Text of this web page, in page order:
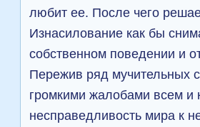
любит ее. После чего
Изнасилование как бы
собственном поведении и
Пережив ряд мучительных
громкими жалобами всем и
несправедливость мира к